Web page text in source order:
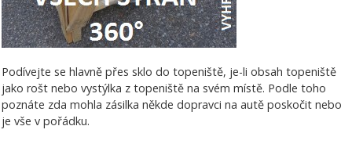
Podívejte se hlavně přes sklo do topeniště, je-li obsah topeniště
jako rošt nebo vystýlka z topeniště na svém místě. Podle toho
poznáte zda mohla zásilka někde dopravci na autě poskočit nebo
je vše v pořádku.